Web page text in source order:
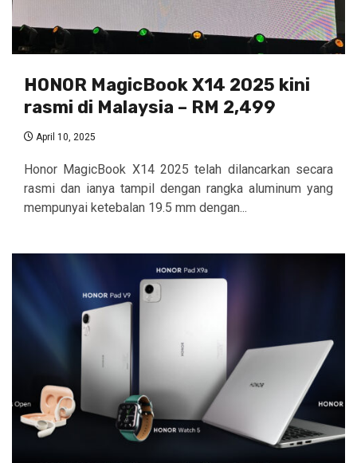
HONOR MagicBook X14 2025 kini
rasmi di Malaysia – RM 2,499
April 10, 2025
Honor MagicBook X14 2025 telah dilancarkan secara
rasmi dan ianya tampil dengan rangka aluminum yang
mempunyai ketebalan 19.5 mm dengan...